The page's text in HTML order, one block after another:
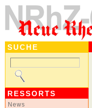
SUCHE
RESSORTS
News